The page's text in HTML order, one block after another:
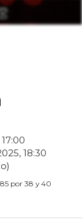
17:00
, 18:30
por 38 y 40